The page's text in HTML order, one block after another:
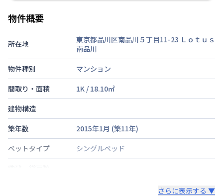
物件概要
所在地 東京都品川区南品川５丁目11-23 Ｌｏｔｕｓ
南品川
物件種別
マンション
間取り・面積
1K / 18.10㎡
建物構造
築年数
2015年1月 (築11年)
ベットタイプ
シングルベッド
さらに表示する ▼